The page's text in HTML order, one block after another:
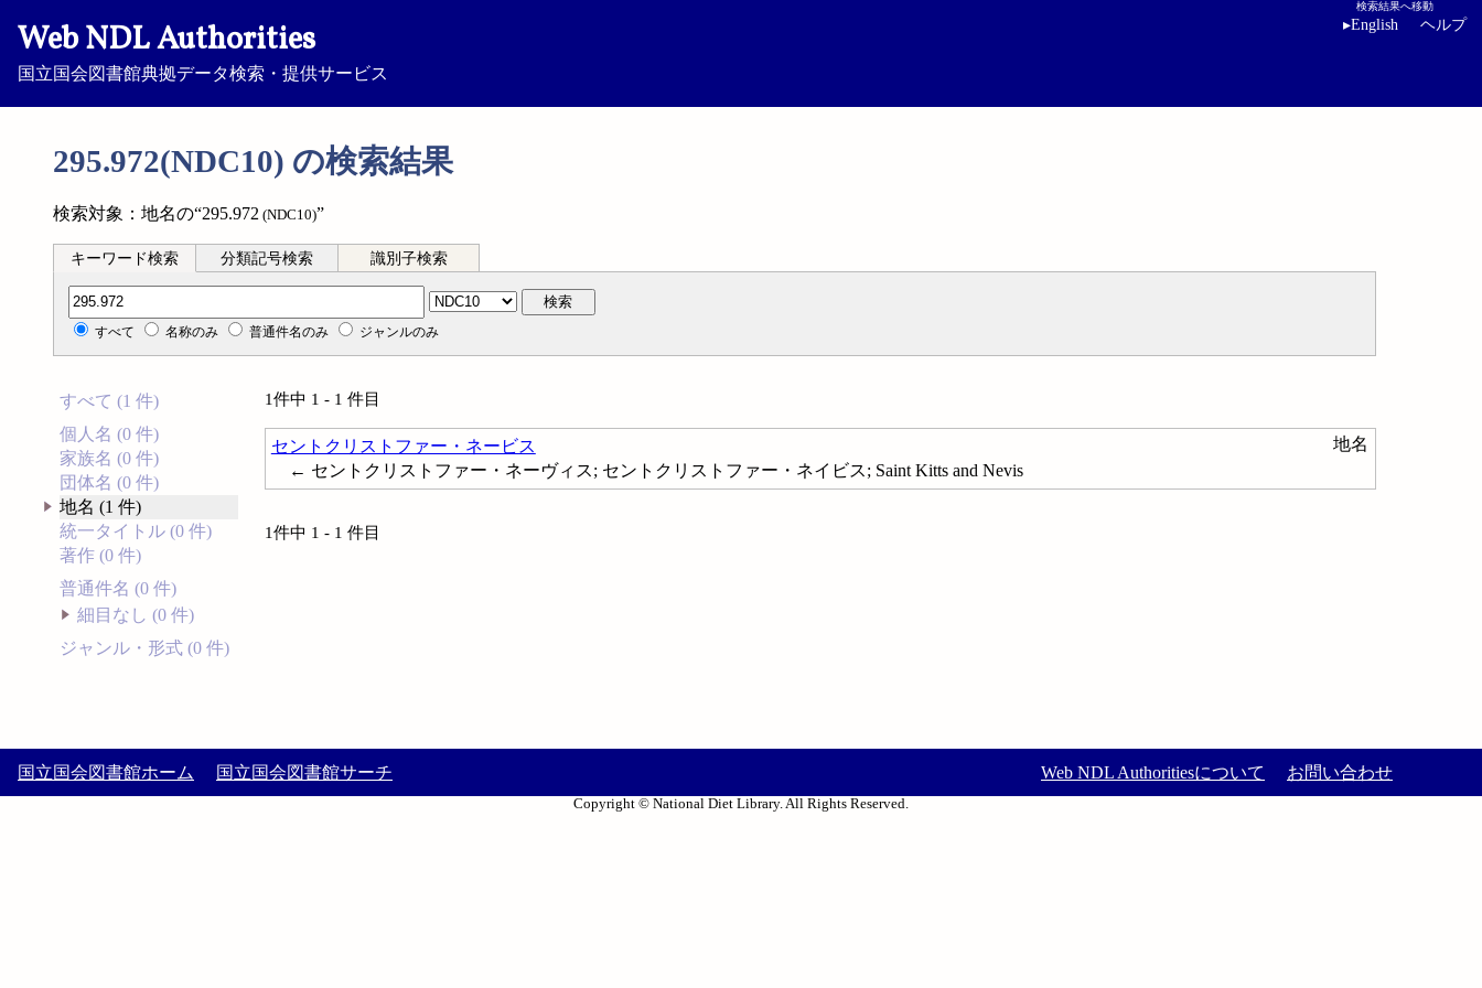
Web NDL Authorities
国立国会図書館典拠データ検索・提供サービス
検索結果へ移動
▸English ヘルプ
295.972(NDC10) の検索結果
検索対象：地名の“295.972 (NDC10)”
キーワード検索 分類記号検索 識別子検索
分類記号検索 検索
すべて 名称のみ 普通件名のみ ジャンルのみ
すべて (1 件)
個人名 (0 件)
家族名 (0 件)
団体名 (0 件)
地名 (1 件)
統一タイトル (0 件)
著作 (0 件)
普通件名 (0 件)
細目なし (0 件)
ジャンル・形式 (0 件)
1件中 1 - 1 件目
セントクリストファー・ネービス
地名
← セントクリストファー・ネーヴィス; セントクリストファー・ネイビス; Saint Kitts and Nevis
1件中 1 - 1 件目
国立国会図書館ホーム 国立国会図書館サーチ Web NDL Authoritiesについて お問い合わせ
Copyright © National Diet Library. All Rights Reserved.